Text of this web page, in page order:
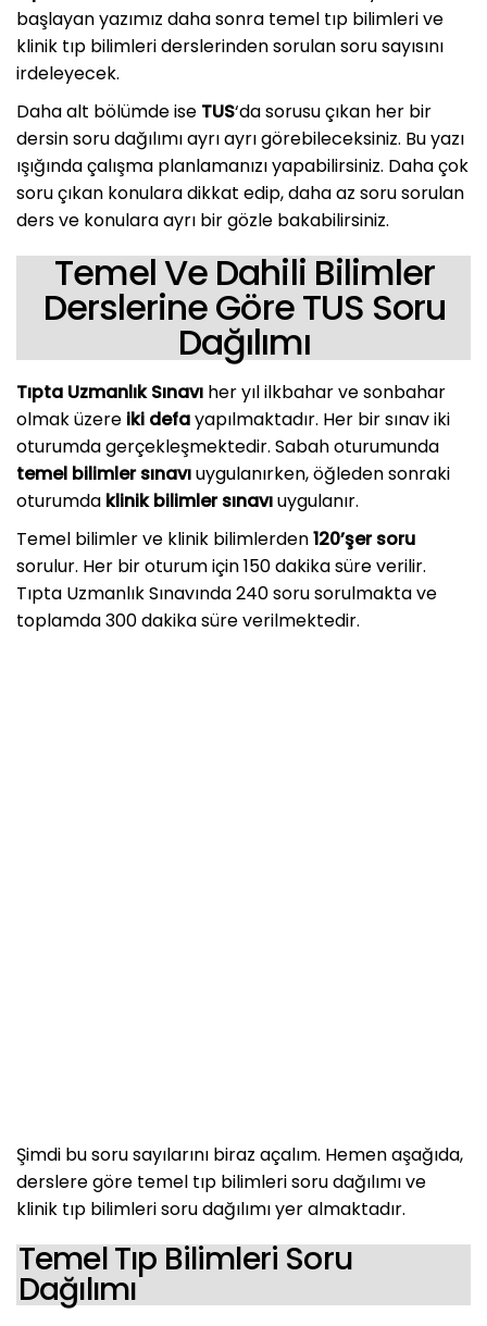
başlayan yazımız daha sonra temel tıp bilimleri ve
klinik tıp bilimleri derslerinden sorulan soru sayısını
irdeleyecek.
Daha alt bölümde ise TUS‘da sorusu çıkan her bir
dersin soru dağılımı ayrı ayrı görebileceksiniz. Bu yazı
ışığında çalışma planlamanızı yapabilirsiniz. Daha çok
soru çıkan konulara dikkat edip, daha az soru sorulan
ders ve konulara ayrı bir gözle bakabilirsiniz.
Temel Ve Dahili Bilimler
Derslerine Göre TUS Soru
Dağılımı
Tıpta Uzmanlık Sınavı her yıl ilkbahar ve sonbahar
olmak üzere iki defayapılmaktadır. Her bir sınav iki
oturumda gerçekleşmektedir. Sabah oturumunda
temel bilimler sınavıuygulanırken, öğleden sonraki
oturumda klinik bilimler sınavıuygulanır.
Temel bilimler ve klinik bilimlerden120’şer soru
sorulur. Her bir oturum için 150 dakika süre verilir.
Tıpta Uzmanlık Sınavında 240 soru sorulmakta ve
toplamda 300 dakika süre verilmektedir.
Şimdi bu soru sayılarını biraz açalım. Hemen aşağıda,
derslere göre temel tıp bilimleri soru dağılımı ve
klinik tıp bilimleri soru dağılımı yer almaktadır.
Temel Tıp Bilimleri Soru
Dağılımı